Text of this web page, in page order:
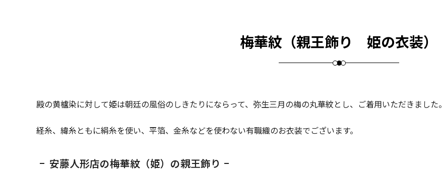
梅華紋（親王飾り 姫の衣装）
殿の黄櫨染に対して姫は朝廷の風俗のしきたりにならって、弥生三月の梅の丸華紋とし、ご着用いただきました。
経糸、緯糸ともに絹糸を使い、平箔、金糸などを使わない有職織のお衣装でございます。
安藤人形店の梅華紋（姫）の親王飾り